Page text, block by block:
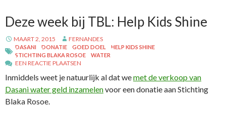
Deze week bij TBL: Help Kids Shine
MAART 2, 2015 FERNANDES
DASANI DONATIE GOED DOEL
HELP KIDS SHINE
STICHTING BLAKA ROSOE
WATER
EEN REACTIE PLAATSEN
Inmiddels weet je natuurlijk al dat wemet de verkoop van
Dasani water geld inzamelenvoor een donatie aan Stichting
Blaka Rosoe.